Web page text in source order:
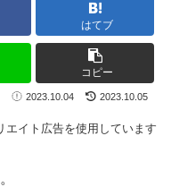
はてブ
コピー
2023.10.04 2023.10.05
イト広告を使用しています